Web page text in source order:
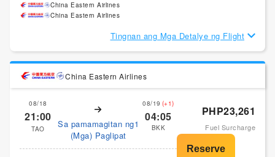
China Eastern Airlines
China Eastern Airlines
Tingnan ang Mga Detalye ng Flight
China Eastern Airlines
08/18
21:00
TAO
Sa pamamagitan ng1
(Mga) Paglipat
08/19 (+1)
04:05
BKK
PHP23,261
Fuel Surcharge